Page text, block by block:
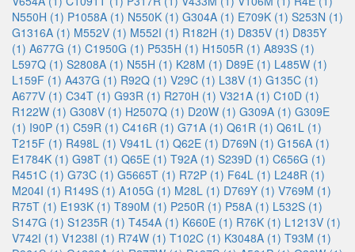
N550H (1) P1058A (1) N550K (1) G304A (1) E709K (1) S253N (1)
G1316A (1) M552V (1) M552I (1) R182H (1) D835V (1) D835Y
(1) A677G (1) C1950G (1) P535H (1) H1505R (1) A893S (1)
L597Q (1) S2808A (1) N55H (1) K28M (1) D89E (1) L485W (1)
L159F (1) A437G (1) R92Q (1) V29C (1) L38V (1) G135C (1)
A677V (1) C34T (1) G93R (1) R270H (1) V321A (1) C10D (1)
R122W (1) G308V (1) H2507Q (1) D20W (1) G309A (1) G309E
(1) I90P (1) C59R (1) C416R (1) G71A (1) Q61R (1) Q61L (1)
T215F (1) R498L (1) V941L (1) Q62E (1) D769N (1) G156A (1)
E1784K (1) G98T (1) Q65E (1) T92A (1) S239D (1) C656G (1)
R451C (1) G73C (1) G5665T (1) R72P (1) F64L (1) L248R (1)
M204I (1) R149S (1) A105G (1) M28L (1) D769Y (1) V769M (1)
R75T (1) E193K (1) T890M (1) P250R (1) P58A (1) L532S (1)
S147G (1) S1235R (1) T454A (1) K660E (1) R76K (1) L1213V (1)
V742I (1) V1238I (1) R74W (1) T102C (1) K3048A (1) T93M (1)